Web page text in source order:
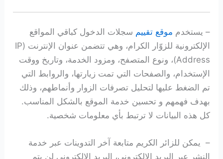
– يستخدم موقع تقييم سجلات الدخول كباقي المواقع
الإلكترونية للزوّار الكرام، وهي تتضمن عنوان الإنترنت (IP
Address)، ونوع المتصفح، ومزود الخدمة، وتاريخ ووقت
الإستخدام، والصفحات التي تمت زيارتها، والروابط التي
تم الضغط عليها لتحليل تصرفات الزوار وأنماطهم، وذلك
بهدف فهمهم و تحسين خدمة الموقع بالشكل المناسب.
كل هذه البيانات لا ترتبط بأي معلومات شخصية.
– يمكن للزائر الكريم متابعة آخر التدوينات عبر خدمة
النشر عبر البريد الإلكتروني، البريد الإلكتروني لن يتم